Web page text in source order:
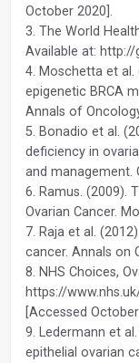
October 2020].
3. The World
Available at:
4. Moschetta et al.
epigenetic BRCA
Annals of
5. Bonadio et al.
deficiency in
and management.
6. Ramus. (2009).
Ovarian Cancer.
7. Raja et al.
cancer. Annals on
8. NHS Choices,
https://
[Accessed
9. Ledermann et
epithelial ovarian